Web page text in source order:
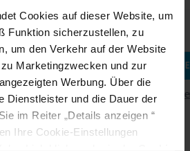
Cookies auf dieser Website, um
Funktion sicherzustellen, zu
um den Verkehr auf der Website
Marketingzwecken und zur
Werbung. Über die
Dienstleister und die Dauer der
im Reiter „Details anzeigen “
Ihre Cookie-Einstellungen
BERATUNG
Verwenden Sie das
KONTAKT